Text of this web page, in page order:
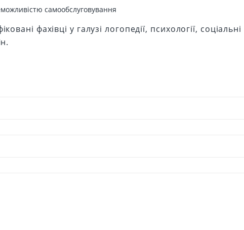
самообслуговування
фахівці у галузі логопедії, психології, соціальні